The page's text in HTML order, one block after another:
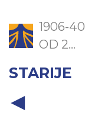
1906-
OD 2...
STARIJE